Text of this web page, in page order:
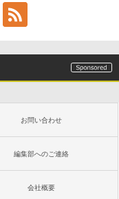
お問い合わせ
編集部へのご連絡
会社概要